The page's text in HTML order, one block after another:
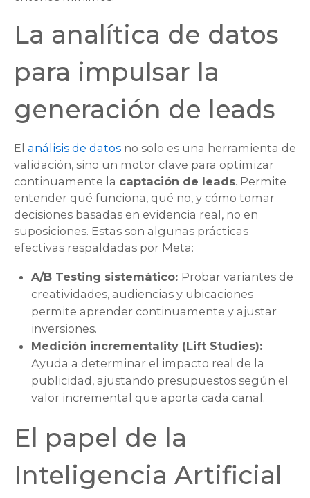
La analítica de datos
para impulsar la
generación de leads
El análisis de datos no solo es una herramienta de
validación, sino un motor clave para optimizar
continuamente la captación de leads. Permite
entender qué funciona, qué no, y cómo tomar
decisiones basadas en evidencia real, no en
suposiciones. Estas son algunas prácticas
efectivas respaldadas por Meta:
A/B Testing sistemático: Probar variantes de
creatividades, audiencias y ubicaciones
permite aprender continuamente y ajustar
inversiones.
Medición incrementality (Lift Studies):
Ayuda a determinar el impacto real de la
publicidad, ajustando presupuestos según el
valor incremental que aporta cada canal.
El papel de la
Inteligencia Artificial